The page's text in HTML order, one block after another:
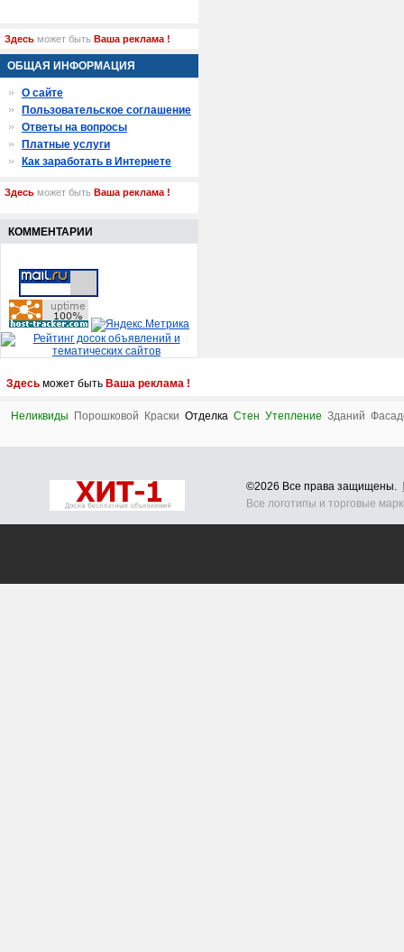
Здесь может быть Ваша реклама !
ОБЩАЯ ИНФОРМАЦИЯ
О сайте
Пользовательское соглашение
Ответы на вопросы
Платные услуги
Как заработать в Интернете
Здесь может быть Ваша реклама !
КОММЕНТАРИИ
Здесь может быть Ваша реклама !
Неликвиды Порошковой Краски Отделка Стен Утепление Зданий
©2026 Все права защищены.
Все логотипы и торговые